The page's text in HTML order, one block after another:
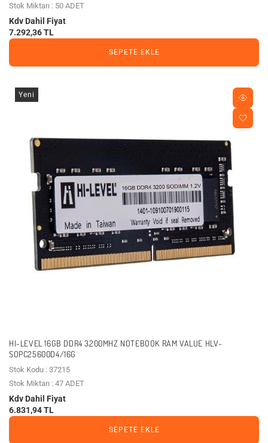
Stok Miktarı : 50 ADET
Kdv Dahil Fiyat
7.292,36 TL
SEPETE EKLE
Yeni
HI-LEVEL 16GB DDR4 3200MHZ NOTEBOOK RAM VALUE HLV-
SOPC25600D4/16G
Stok Kodu : 37215
Stok Miktarı : 47 ADET
Kdv Dahil Fiyat
6.831,94 TL
SEPETE EKLE